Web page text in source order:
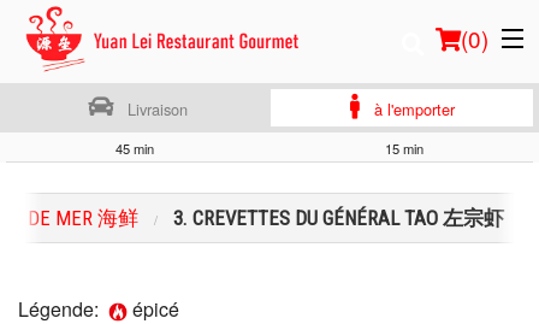
(0)
Emplacement
Français
Livraison à l'emporter
45 min 15 min
DE MER 海鲜 3. CREVETTES DU GÉNÉRAL TAO 左宗虾
Légende: épicé